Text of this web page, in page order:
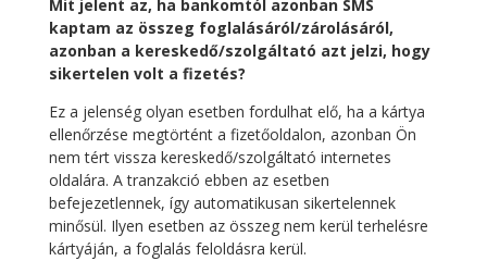
Mit jelent az, ha bankomtól azonban SMS
kaptam az összeg foglalásáról/zárolásáról,
azonban a kereskedő/szolgáltató azt jelzi, hogy
sikertelen volt a fizetés?
Ez a jelenség olyan esetben fordulhat elő, ha a kártya
ellenőrzése megtörtént a fizetőoldalon, azonban Ön
nem tért vissza kereskedő/szolgáltató internetes
oldalára. A tranzakció ebben az esetben
befejezetlennek, így automatikusan sikertelennek
minősül. Ilyen esetben az összeg nem kerül terhelésre
kártyáján, a foglalás feloldásra kerül.